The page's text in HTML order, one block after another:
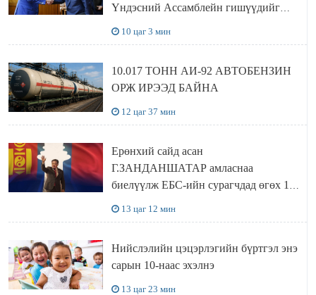
Үндэсний Ассамблейн гишүүдийг
10 цаг 3 мин
10.017 ТОНН АИ-92 АВТОБЕНЗИН
ОРЖ ИРЭЭД БАЙНА
12 цаг 37 мин
Ерөнхий сайд асан
Г.ЗАНДАНШАТАР амласнаа
биелүүлж ЕБС-ийн сурагчдад өгөх 10.
13 цаг 12 мин
Нийслэлийн цэцэрлэгийн бүртгэл энэ
сарын 10-наас эхэлнэ
13 цаг 23 мин